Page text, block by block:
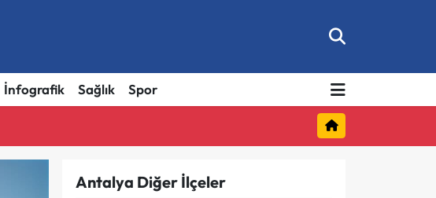
İnfografik Sağlık Spor
Antalya Diğer İlçeler